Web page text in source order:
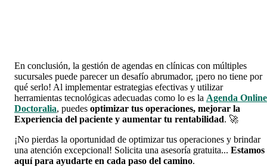
En conclusión, la gestión de agendas en clínicas con múltiples
sucursales puede parecer un desafío abrumador, ¡pero no tiene por
qué serlo! Al implementar estrategias efectivas y utilizar
herramientas tecnológicas adecuadas como lo es la Agenda Online
Doctoralia, puedes optimizar tus operaciones, mejorar la
Experiencia del paciente y aumentar tu rentabilidad. 🚀
¡No pierdas la oportunidad de optimizar tus operaciones y brindar
una atención excepcional! Solicita una asesoría gratuita... Estamos
aquí para ayudarte en cada paso del camino.